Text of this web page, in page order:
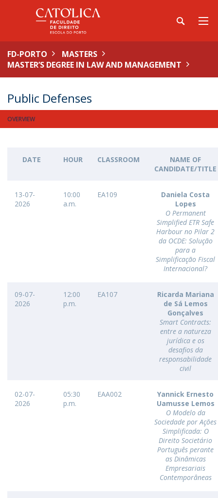
FD-PORTO
MASTERS
MASTER’S DEGREE IN LAW AND MANAGEMENT
Public Defenses
OVERVIEW
DATE HOUR CLASSROOM
NAME OF
CANDIDATE/TITLE
13-07-
2026
10:00
a.m.
EA109
Daniela Costa
Lopes
O Permanent
Simplified ETR Safe
Harbour no Pilar 2
da OCDE: Solução
para a
Simplificação Fiscal
Internacional?
09-07-
2026
12:00
p.m.
EA107
Ricarda Mariana
de Sá Lemos
Gonçalves
Smart Contracts:
entre a natureza
jurídica e os
desafios da
responsabilidade
civil
02-07-
2026
05:30
p.m.
EAA002
Yannick Ernesto
Uamusse Lemos
O Modelo da
Sociedade por Ações
Simplificada: O
Direito Societário
Português perante
as Dinâmicas
Empresariais
Contemporâneas